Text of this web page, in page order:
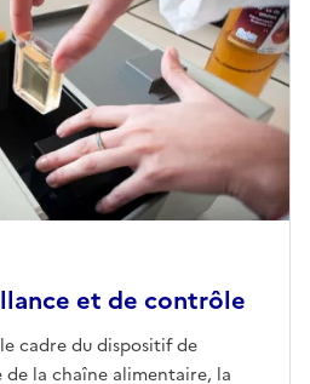
et de contrôle
cadre du dispositif de
la chaîne alimentaire, la